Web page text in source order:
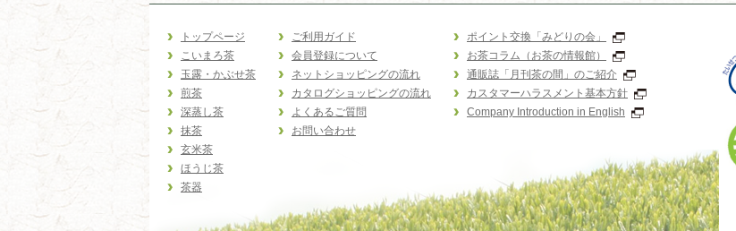
トップページ
こいまろ茶
玉露・かぶせ茶
煎茶
深蒸し茶
抹茶
玄米茶
ほうじ茶
茶器
ご利用ガイド
会員登録について
ネットショッピングの流れ
カタログショッピングの流れ
よくあるご質問
お問い合わせ
ポイント交換「みどりの会」
お茶コラム（お茶の情報館）
通販誌「月刊茶の間」のご紹介
カスタマーハラスメント基本方針
Company Introduction in English